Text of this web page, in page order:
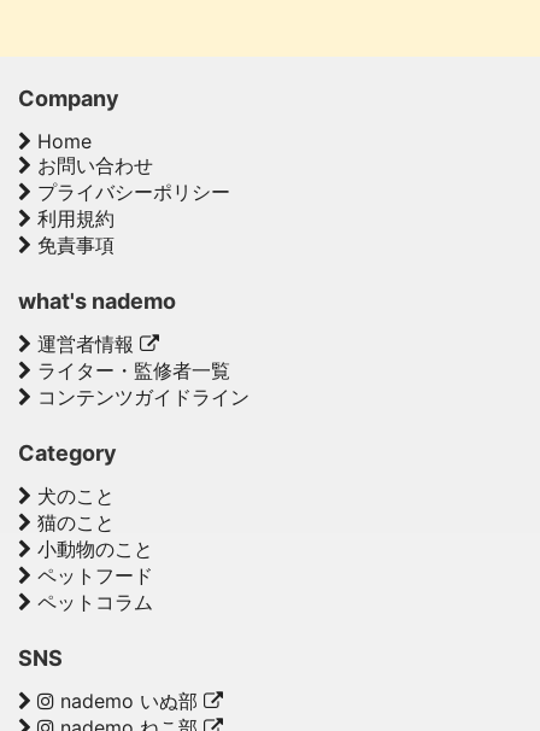
Company
Home
お問い合わせ
プライバシーポリシー
利用規約
免責事項
what's nademo
運営者情報
ライター・監修者一覧
コンテンツガイドライン
Category
犬のこと
猫のこと
小動物のこと
ペットフード
ペットコラム
SNS
nademo いぬ部